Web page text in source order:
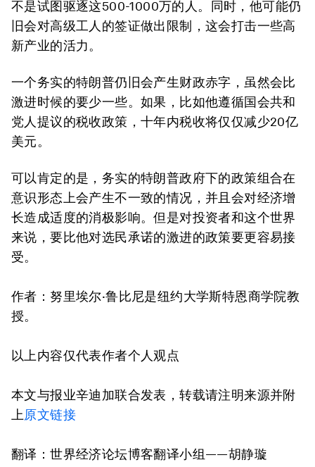
不是试图驱逐这500-1000万的人。同时，他可能仍
旧会对高级工人的签证做出限制，这会打击一些高
新产业的活力。
一个务实的特朗普仍旧会产生财政赤字，虽然会比
激进时候的要少一些。如果，比如他遵循国会共和
党人提议的税收政策，十年内税收将仅仅减少20亿
美元。
可以肯定的是，务实的特朗普政府下的政策组合在
意识形态上会产生不一致的情况，并且会对经济增
长造成适度的消极影响。但是对投资者和这个世界
来说，要比他对选民承诺的激进的政策要更容易接
受。
作者：努里埃尔·鲁比尼是纽约大学斯特恩商学院教
授。
以上内容仅代表作者个人观点
本文与报业辛迪加联合发表，转载请注明来源并附
上原文链接
翻译：世界经济论坛博客翻译小组——胡静璇